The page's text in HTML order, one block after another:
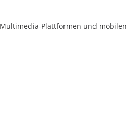
Plattformen und mobilen